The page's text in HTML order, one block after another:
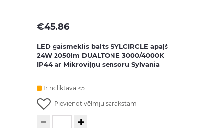
€45.86
LED gaismeklis balts SYLCIRCLE apaļš
24W 2050lm DUALTONE 3000/4000K
IP44 ar Mikroviļņu sensoru Sylvania
Ir noliktavā <5
Pievienot vēlmju sarakstam